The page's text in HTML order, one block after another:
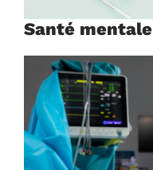
Santé mentale